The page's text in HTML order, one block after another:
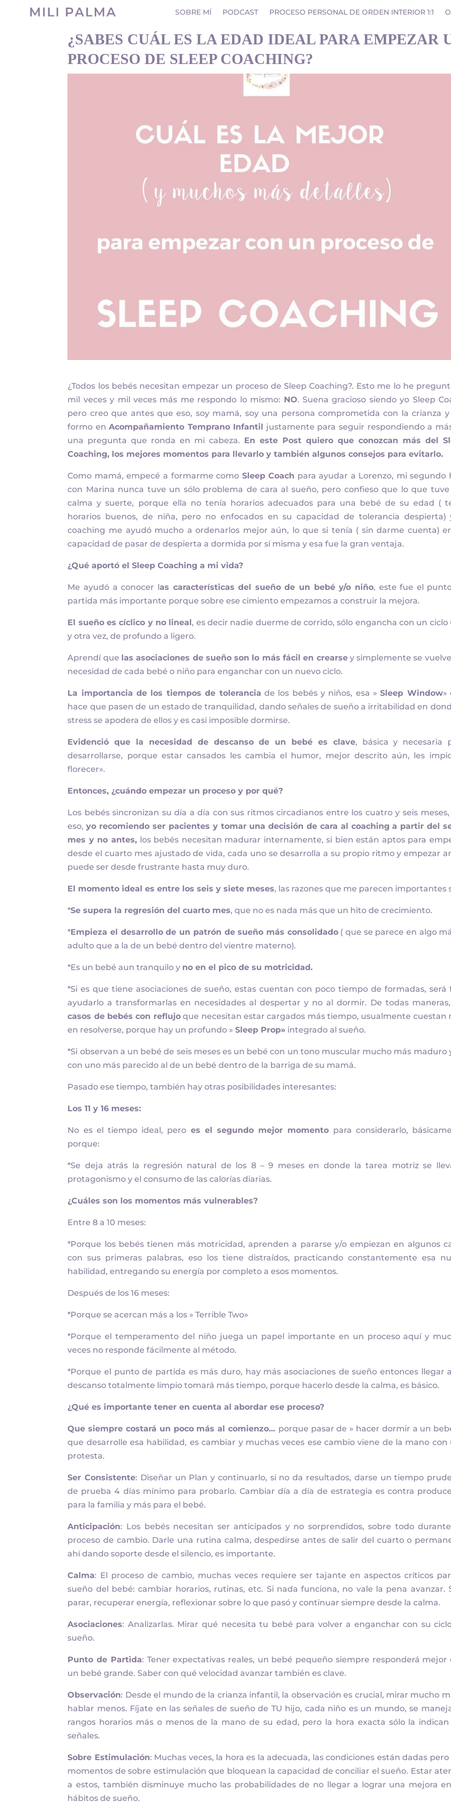
SOBRE MÍ PODCAST PROCESO PERSONAL DE ORDEN INTERIOR 1:1
¿SABES CUÁL ES LA EDAD IDEAL PARA EMPEZAR
PROCESO DE SLEEP COACHING?
¿Todos los bebés necesitan empezar un proceso de Sleep Coaching?. Esto me lo he
mil veces y mil veces más me respondo lo mismo: NO. Suena gracioso siendo yo Sleep
pero creo que antes que eso, soy mamá, soy una persona comprometida con la crianza
formo enAcompañamiento Temprano Infantil
justamente para seguir respondiendo a
una pregunta que ronda en mi cabeza. En este Post quiero que conozcan más del
Coaching, los mejores momentos para llevarlo y también algunos consejos para evitarlo.
Como mamá, empecé a formarme como Sleep Coach para ayudar a Lorenzo, mi segundo
con Marina nunca tuve un sólo problema de cara al sueño, pero confieso que lo que
calma y suerte, porque ella no tenía horarios adecuados para una bebé de su edad (
horarios buenos, de niña, pero no enfocados en su capacidad de tolerancia despierta)
coaching me ayudó mucho a ordenarlos mejor aún, lo que si tenía ( sin darme cuenta)
capacidad de pasar de despierta a dormida por sí misma y esa fue la gran ventaja.
¿Qué aportó el Sleep Coaching a mi vida?
Me ayudó a conocer l as características del sueño de un bebé y/o niño, este fue el
partida más importante porque sobre ese cimiento empezamos a construir la mejora.
El sueño es cíclico y no lineal , es decir nadie duerme de corrido, sólo engancha con un ciclo
y otra vez, de profundo a ligero.
Aprendí que las asociaciones de sueño son lo más fácil en crearsey simplemente se
necesidad de cada bebé o niño para enganchar con un nuevo ciclo.
La importancia de los tiempos de tolerancia de los bebés y niños, esa »Sleep Window»
hace que pasen de un estado de tranquilidad, dando señales de sueño a irritabilidad en
stress se apodera de ellos y es casi imposible dormirse.
Evidenció que la necesidad de descanso de un bebé es clave, básica y necesaria
desarrollarse, porque estar cansados les cambia el humor, mejor descrito aún, les
florecer».
Entonces, ¿cuándo empezar un proceso y por qué?
Los bebés sincronizan su día a día con sus ritmos circadianos entre los cuatro y seis
eso,yo recomiendo ser pacientes y tomar una decisión de cara al coaching a partir del
mes y no antes, los bebés necesitan madurar internamente, si bien están aptos para
desde el cuarto mes ajustado de vida, cada uno se desarrolla a su propio ritmo y empezar
puede ser desde frustrante hasta muy duro.
El momento ideal es entre los seis y siete meses, las razones que me parecen importantes
*Se supera la regresión del cuarto mes, que no es nada más que un hito de crecimiento.
*Empieza el desarrollo de un patrón de sueño más consolidado( que se parece en algo
adulto que a la de un bebé dentro del vientre materno).
*Es un bebé aun tranquilo y no en el pico de su motricidad.
*Si es que tiene asociaciones de sueño, estas cuentan con poco tiempo de formadas, será
ayudarlo a transformarlas en necesidades al despertar y no al dormir. De todas maneras,
casos de bebés con reflujoque necesitan estar cargados más tiempo, usualmente cuestan
en resolverse, porque hay un profundo »Sleep Prop» integrado al sueño.
*Si observan a un bebé de seis meses es un bebé con un tono muscular mucho más maduro
con uno más parecido al de un bebé dentro de la barriga de su mamá.
Pasado ese tiempo, también hay otras posibilidades interesantes:
Los 11 y 16 meses:
No es el tiempo ideal, pero es el segundo mejor momento para considerarlo,
porque:
*Se deja atrás la regresión natural de los 8 – 9 meses en donde la tarea motriz se
protagonismo y el consumo de las calorías diarias.
¿Cuáles son los momentos más vulnerables?
Entre 8 a 10 meses:
*Porque los bebés tienen más motricidad, aprenden a pararse y/o empiezan en algunos
con sus primeras palabras, eso los tiene distraídos, practicando constantemente esa
habilidad, entregando su energía por completo a esos momentos.
Después de los 16 meses:
*Porque se acercan más a los » Terrible Two»
*Porque el temperamento del niño juega un papel importante en un proceso aquí y
veces no responde fácilmente al método.
*Porque el punto de partida es más duro, hay más asociaciones de sueño entonces llegar
descanso totalmente limpio tomará más tiempo, porque hacerlo desde la calma, es básico.
¿Qué es importante tener en cuenta al abordar ese proceso?
Que siempre costará un poco más al comienzo… porque pasar de » hacer dormir a un
que desarrolle esa habilidad, es cambiar y muchas veces ese cambio viene de la mano con
protesta.
Ser Consistente: Diseñar un Plan y continuarlo, si no da resultados, darse un tiempo
de prueba 4 días mínimo para probarlo. Cambiar día a día de estrategia es contra
para la familia y más para el bebé.
Anticipación: Los bebés necesitan ser anticipados y no sorprendidos, sobre todo
proceso de cambio. Darle una rutina calma, despedirse antes de salir del cuarto o
ahí dando soporte desde el silencio, es importante.
Calma: El proceso de cambio, muchas veces requiere ser tajante en aspectos críticos
sueño del bebé: cambiar horarios, rutinas, etc. Si nada funciona, no vale la pena avanzar.
parar, recuperar energía, reflexionar sobre lo que pasó y continuar siempre desde la calma.
Asociaciones: Analizarlas. Mirar qué necesita tu bebé para volver a enganchar con su
sueño.
Punto de Partida: Tener expectativas reales, un bebé pequeño siempre responderá mejor
un bebé grande. Saber con qué velocidad avanzar también es clave.
Observación: Desde el mundo de la crianza infantil, la observación es crucial, mirar mucho
hablar menos. Fíjate en las señales de sueño de TU hijo, cada niño es un mundo, se
rangos horarios más o menos de la mano de su edad, pero la hora exacta sólo la indican
señales.
Sobre Estimulación: Muchas veces, la hora es la adecuada, las condiciones están dadas pero
momentos de sobre estimulación que bloquean la capacidad de conciliar el sueño. Estar
a estos, también disminuye mucho las probabilidades de no llegar a lograr una mejora
hábitos de sueño.